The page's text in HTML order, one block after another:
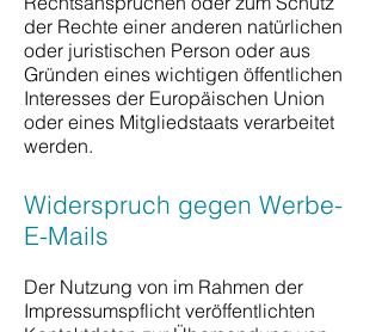
der Rechte einer anderen natürlichen
oder juristischen Person oder aus
Gründen eines wichtigen öffentlichen
Interesses der Europäischen Union
oder eines Mitgliedstaats verarbeitet
werden.
Widerspruch gegen Werbe-
E-Mails
Der Nutzung von im Rahmen der
Impressumspflicht veröffentlichten